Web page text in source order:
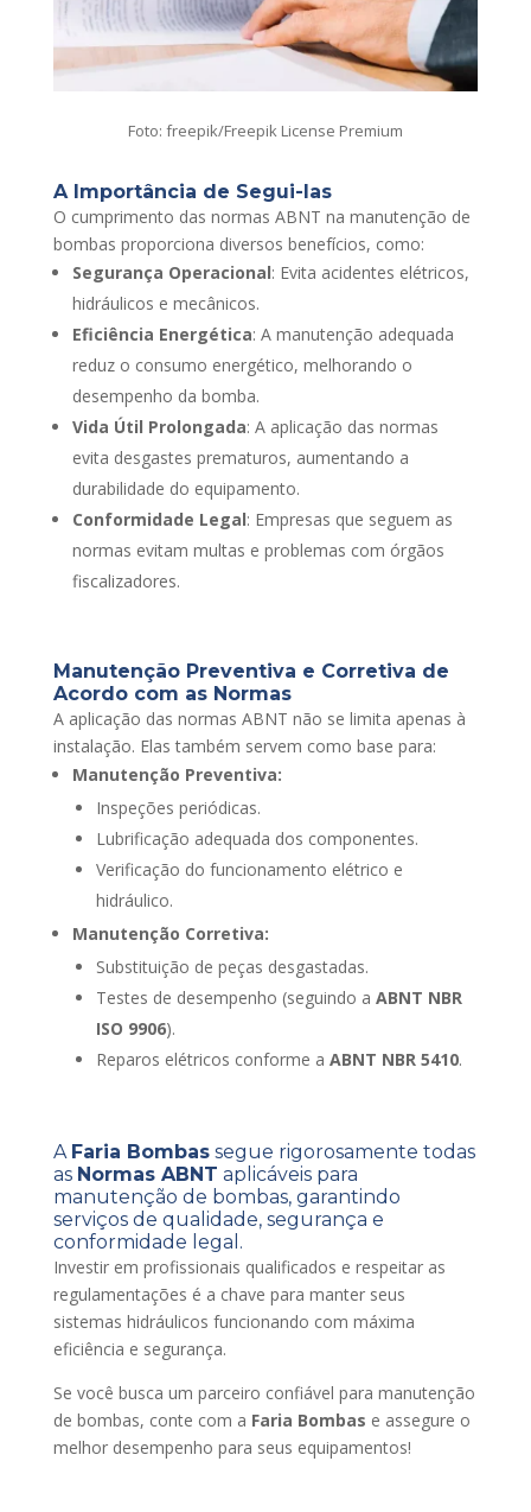
Foto: freepik/Freepik License Premium
A Importância de Segui-las
O cumprimento das normas ABNT na manutenção de
bombas proporciona diversos benefícios, como:
Segurança Operacional: Evita acidentes elétricos,
hidráulicos e mecânicos.
Eficiência Energética: A manutenção adequada
reduz o consumo energético, melhorando o
desempenho da bomba.
Vida Útil Prolongada: A aplicação das normas
evita desgastes prematuros, aumentando a
durabilidade do equipamento.
Conformidade Legal: Empresas que seguem as
normas evitam multas e problemas com órgãos
fiscalizadores.
Manutenção Preventiva e Corretiva de
Acordo com as Normas
A aplicação das normas ABNT não se limita apenas à
instalação. Elas também servem como base para:
Manutenção Preventiva:
Inspeções periódicas.
Lubrificação adequada dos componentes.
Verificação do funcionamento elétrico e
hidráulico.
Manutenção Corretiva:
Substituição de peças desgastadas.
Testes de desempenho (seguindo a ABNT NBR
ISO 9906).
Reparos elétricos conforme a ABNT NBR 5410.
A Faria Bombassegue rigorosamente todas
as Normas ABNT aplicáveis para
manutenção de bombas, garantindo
serviços de qualidade, segurança e
conformidade legal.
Investir em profissionais qualificados e respeitar as
regulamentações é a chave para manter seus
sistemas hidráulicos funcionando com máxima
eficiência e segurança.
Se você busca um parceiro confiável para manutenção
de bombas, conte com a Faria Bombas e assegure o
melhor desempenho para seus equipamentos!